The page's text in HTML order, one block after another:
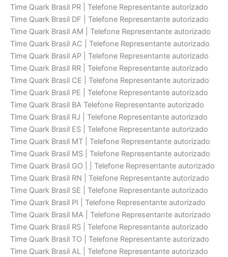
Time Quark Brasil PR | Telefone Representante autorizado
Time Quark Brasil DF | Telefone Representante autorizado
Time Quark Brasil AM | Telefone Representante autorizado
Time Quark Brasil AC | Telefone Representante autorizado
Time Quark Brasil AP | Telefone Representante autorizado
Time Quark Brasil RR | Telefone Representante autorizado
Time Quark Brasil CE | Telefone Representante autorizado
Time Quark Brasil PE | Telefone Representante autorizado
Time Quark Brasil BA Telefone Representante autorizado
Time Quark Brasil RJ | Telefone Representante autorizado
Time Quark Brasil ES | Telefone Representante autorizado
Time Quark Brasil MT | Telefone Representante autorizado
Time Quark Brasil MS | Telefone Representante autorizado
Time Quark Brasil GO | | Telefone Representante autorizado
Time Quark Brasil RN | Telefone Representante autorizado
Time Quark Brasil SE | Telefone Representante autorizado
Time Quark Brasil PI | Telefone Representante autorizado
Time Quark Brasil MA | Telefone Representante autorizado
Time Quark Brasil RS | Telefone Representante autorizado
Time Quark Brasil TO | Telefone Representante autorizado
Time Quark Brasil AL | Telefone Representante autorizado